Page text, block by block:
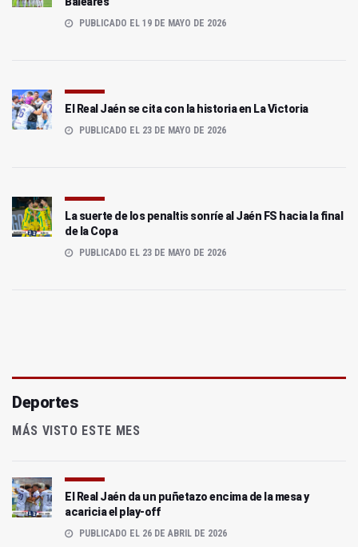
PUBLICADO EL 19 DE MAYO DE 2026
El Real Jaén se cita con la historia en La Victoria
PUBLICADO EL 23 DE MAYO DE 2026
La suerte de los penaltis sonríe al Jaén FS hacia la final
de la Copa
PUBLICADO EL 23 DE MAYO DE 2026
Deportes
MÁS VISTO ESTE MES
El Real Jaén da un puñetazo encima de la mesa y
acaricia el play-off
PUBLICADO EL 26 DE ABRIL DE 2026